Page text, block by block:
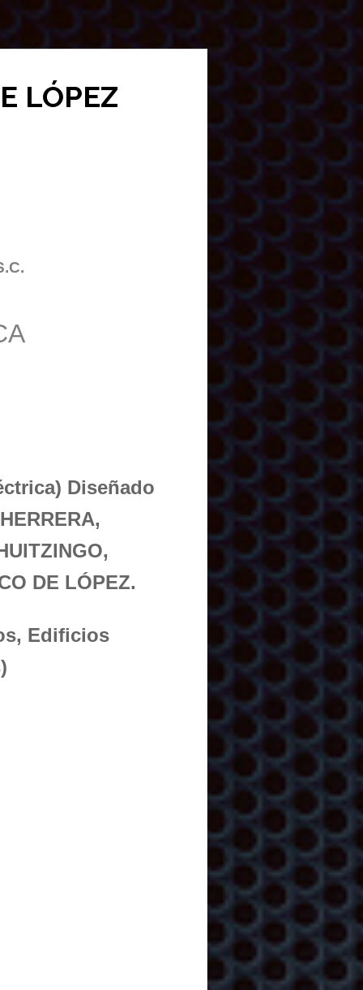
LÓPEZ
Diseñado
DE LÓPEZ.
Edificios